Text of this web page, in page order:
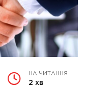
НА ЧИТАННЯ
2 хв